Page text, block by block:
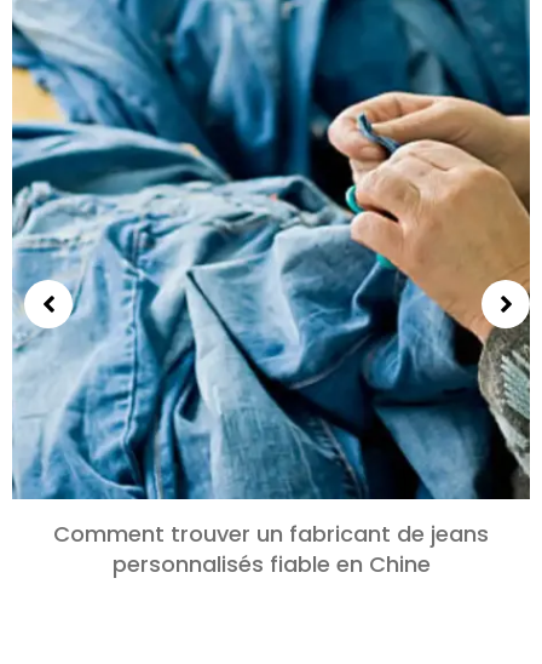
Comment trouver un fabricant de jeans
personnalisés fiable en Chine